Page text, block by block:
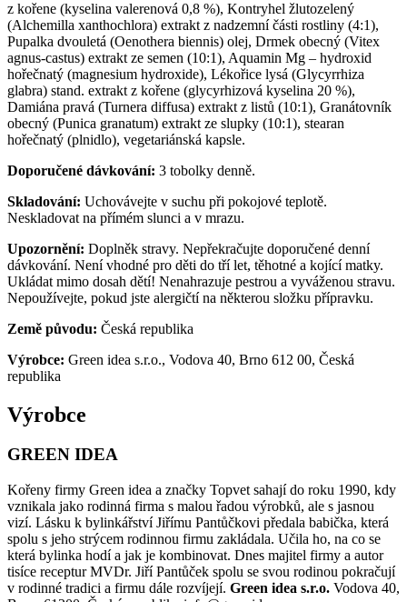
z kořene (kyselina valerenová 0,8 %), Kontryhel žlutozelený
(Alchemilla xanthochlora) extrakt z nadzemní části rostliny (4:1),
Pupalka dvouletá (Oenothera biennis) olej, Drmek obecný (Vitex
agnus-castus) extrakt ze semen (10:1), Aquamin Mg – hydroxid
hořečnatý (magnesium hydroxide), Lékořice lysá (Glycyrrhiza
glabra) stand. extrakt z kořene (glycyrhizová kyselina 20 %),
Damiána pravá (Turnera diffusa) extrakt z listů (10:1), Granátovník
obecný (Punica granatum) extrakt ze slupky (10:1), stearan
hořečnatý (plnidlo), vegetariánská kapsle.
Doporučené dávkování: 3 tobolky denně.
Skladování: Uchovávejte v suchu při pokojové teplotě.
Neskladovat na přímém slunci a v mrazu.
Upozornění: Doplněk stravy. Nepřekračujte doporučené denní
dávkování. Není vhodné pro děti do tří let, těhotné a kojící matky.
Ukládat mimo dosah dětí! Nenahrazuje pestrou a vyváženou stravu.
Nepoužívejte, pokud jste alergičtí na některou složku přípravku.
Země původu: Česká republika
Výrobce: Green idea s.r.o., Vodova 40, Brno 612 00, Česká
republika
Výrobce
GREEN IDEA
Kořeny firmy Green idea a značky Topvet sahají do roku 1990, kdy
vznikala jako rodinná firma s malou řadou výrobků, ale s jasnou
vizí. Lásku k bylinkářství Jiřímu Pantůčkovi předala babička, která
spolu s jeho strýcem rodinnou firmu zakládala. Učila ho, na co se
která bylinka hodí a jak je kombinovat. Dnes majitel firmy a autor
tisíce receptur MVDr. Jiří Pantůček spolu se svou rodinou pokračují
v rodinné tradici a firmu dále rozvíjejí. Green idea s.r.o. Vodova 40,